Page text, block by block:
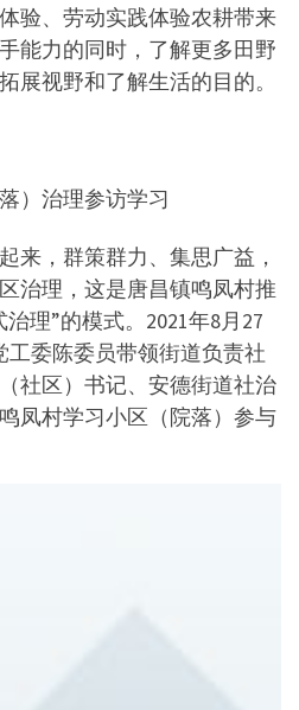
验、劳动实践体验农耕带来
能力的同时，了解更多田野
展视野和了解生活的目的。
）治理参访学习
来，群策群力、集思广益，
治理，这是唐昌镇鸣凤村推
理”的模式。2021年8月27
工委陈委员带领街道负责社
社区）书记、安德街道社治
凤村学习小区（院落）参与